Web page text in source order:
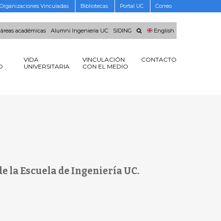
Organizaciones Vinculadas Bibliotecas Portal UC Correo
académicas Alumni Ingenieria UC SIDING English
VIDA
UNIVERSITARIA
VINCULACIÓN
CON EL MEDIO
CONTACTO
la Escuela de Ingeniería UC.